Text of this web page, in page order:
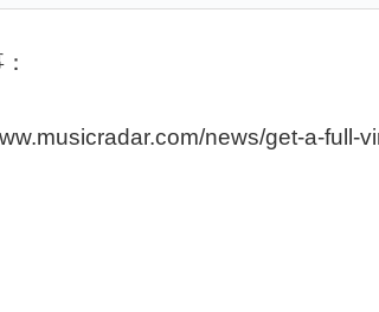
news/get-a-full-